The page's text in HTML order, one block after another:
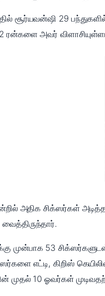
சூர்யவன்ஷி 29
ரன்களை அவர்
அதிக சிக்ஸர்கள்
முன்பாக 53
எட்டி, கிறிஸ்
முதல் 10 ஓவர்கள்